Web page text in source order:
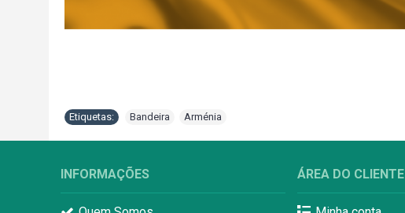
Etiquetas: Bandeira Arménia
INFORMAÇÕES ÁREA DO CLIENTE